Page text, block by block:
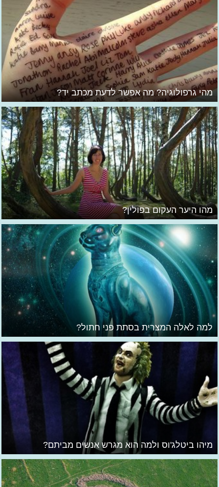
מהי גרפולוגיה? מה אפשר לדעת מכתב יד?
מהו היער העקום בפולין?
למה לאלה המצרית בסתת פני חתול?
מיהו ביטלג'וס ולמה הוא מגרש אנשים מביתם?